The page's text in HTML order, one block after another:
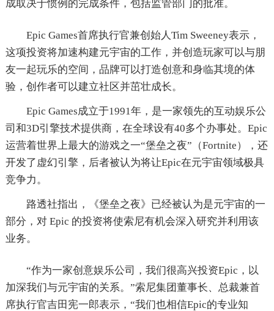
成取决于惯例的完成条件，包括监管部门的批准。
Epic Games首席执行官兼创始人Tim Sweeney表示，
这项投资将加速构建元宇宙的工作，并创造玩家可以与朋
友一起玩乐的空间，品牌可以打造创意和身临其境的体
验，创作者可以建立社区并茁壮成长。
Epic Games成立于1991年，是一家领先的互动娱乐公
司和3D引擎技术提供商，在全球设有40多个办事处。Epic
运营着世界上最大的游戏之一“堡垒之夜”（Fortnite），还
开发了虚幻引擎，后者被认为将让Epic在元宇宙领域极具
竞争力。
路透社指出，《堡垒之夜》已经被认为是元宇宙的一
部分，对 Epic 的投资将使索尼有机会深入研究并利用该
业务。
“作为一家创意娱乐公司，我们很高兴投资Epic，以
加深我们与元宇宙的关系。”索尼集团董事长、总裁兼首
席执行官吉田宪一郎表示，“我们也相信Epic的专业知